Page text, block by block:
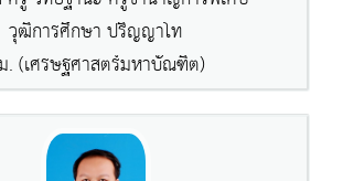
วุฒิการศึกษา ปริญญาโท
. (เศรษฐศาสตร์มหาบัณฑิต)